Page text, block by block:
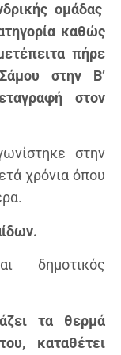
ομάδας
καθώς
πήρε
στην Β’
στον
στην
χρόνια όπου
δημοτικός
τα θερμά
καταθέτει